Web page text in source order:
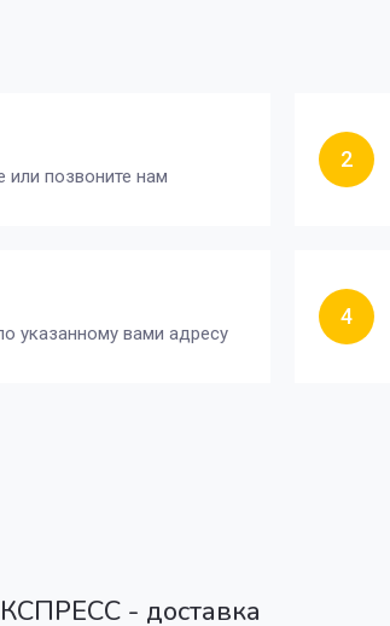
или позвоните нам
2
указанному вами адресу
4
- доставка